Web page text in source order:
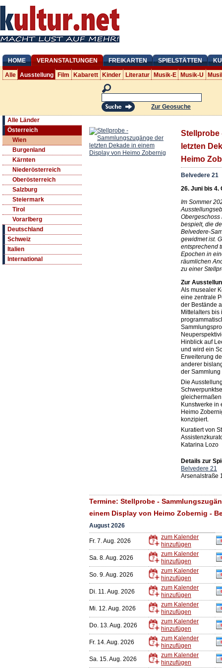
HOME VERANSTALTUNGEN FREIKARTEN SPIELSTÄTTEN
Alle Ausstellung Film Kabarett Kinder Literatur Musik-E Musik-U
Zur Geosuche
Alle Länder
Österreich
Wien
Burgenland
Kärnten
Niederösterreich
Oberösterreich
Salzburg
Steiermark
Tirol
Vorarlberg
Deutschland
Schweiz
Italien
International
Stellprobe
letzten
Heimo
Belvedere 21
26. Juni bis 4.
Im Sommer
Obergeschoss
bespielt, die
Belvedere-
gewidmet ist.
entsprechend
Epochen in
räumlichen
zu einer
Zur
Als musealer
eine zentrale
der Bestände
Mittelalters
Hinblick auf
und wird ein
Erweiterung
anderer
der Sammlung
Die
Kunstwerke in
Heimo
konzipiert.
Kuratiert von
Katarina Lozo
Details zur
Belvedere 21
Arsenalstraße
Termine: Stellprobe -
einem Display von Heimo Zobernig -
August 2026
Fr. 7. Aug. 2026
zum Kalender
hinzufügen
Sa. 8. Aug. 2026
zum Kalender
hinzufügen
So. 9. Aug. 2026
zum Kalender
hinzufügen
Di. 11. Aug. 2026
zum Kalender
hinzufügen
Mi. 12. Aug. 2026
zum Kalender
hinzufügen
Do. 13. Aug. 2026
zum Kalender
hinzufügen
Fr. 14. Aug. 2026
zum Kalender
hinzufügen
Sa. 15. Aug. 2026
zum Kalender
hinzufügen